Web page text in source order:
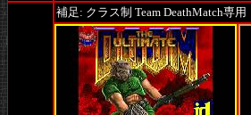
補足: クラス制 Team DeathMatch専用